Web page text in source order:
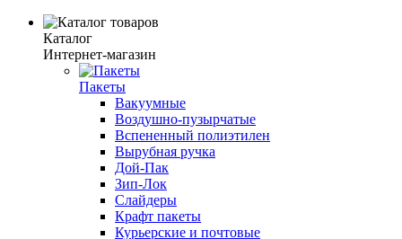
Каталог
Интернет-магазин
Пакеты
Вакуумные
Воздушно-пузырчатые
Вспененный полиэтилен
Вырубная ручка
Дой-Пак
Зип-Лок
Слайдеры
Крафт пакеты
Курьерские и почтовые